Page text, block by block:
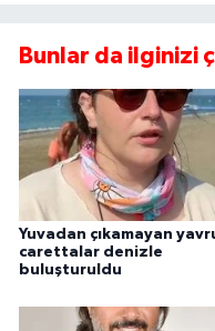
Bunlar da ilginizi
Yuvadan çıkamayan
carettalar denizle
buluşturuldu